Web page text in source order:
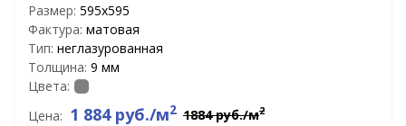
Размер: 595x595
Фактура: матовая
Тип: неглазурованная
Толщина: 9 мм
Цвета:
Цена: 1 884 руб./м2 1884 руб./м2